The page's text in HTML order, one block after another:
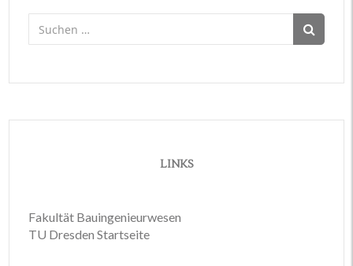
nach:
LINKS
Fakultät Bauingenieurwesen
TU Dresden Startseite